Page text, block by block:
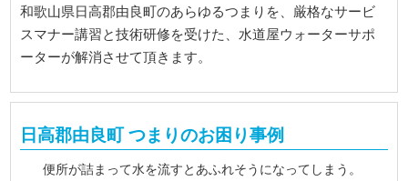
和歌山県日高郡由良町のあらゆるつまりを、厳格なサービ
スマナー講習と技術研修を受けた、水道屋ウォーターサポ
ーターが解消させて頂きます。
日高郡由良町 つまりのお困り事例
便所が詰まって水を流すとあふれそうになってしまう。